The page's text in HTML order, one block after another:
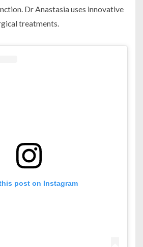
Dr Anastasia uses innovative
treatments.
post on Instagram